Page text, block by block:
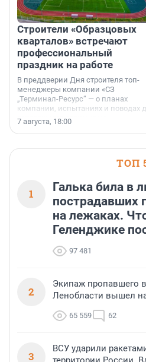
Строители «Образцовых
кварталов» встречают
профессиональный
праздник на работе
В преддверии Дня строителя топ-
менеджеры компании «СЗ
„Терминал-Ресурс“ — о планах
компании, испытаниях и поводах
осторожного оптимизма.
7 августа, 18:00
ТОП
1
Галька била в
пострадавших
на лежаках.
Геленджике
97 481
2
Экипаж пропавшего
Ленобласти вышел
65 559 62
3
ВСУ ударили